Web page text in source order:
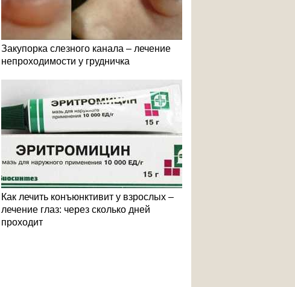
Закупорка слезного канала – лечение
непроходимости у грудничка
Как лечить конъюнктивит у взрослых –
лечение глаз: через сколько дней
проходит